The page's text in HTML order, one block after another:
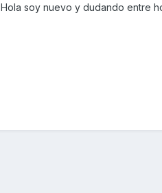
Hola soy nuevo y dudando entre